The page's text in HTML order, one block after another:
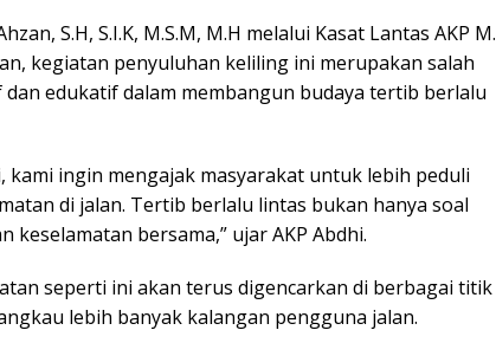
S.H, S.I.K, M.S.M, M.H melalui Kasat Lantas AKP M.
kegiatan penyuluhan keliling ini merupakan salah
edukatif dalam membangun budaya tertib berlalu
kami ingin mengajak masyarakat untuk lebih peduli
di jalan. Tertib berlalu lintas bukan hanya soal
bersama,” ujar AKP Abdhi.
seperti ini akan terus digencarkan di berbagai titik
lebih banyak kalangan pengguna jalan.